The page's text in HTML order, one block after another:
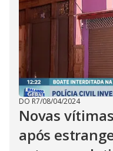
DO R7/08/04/2024
Novas
após